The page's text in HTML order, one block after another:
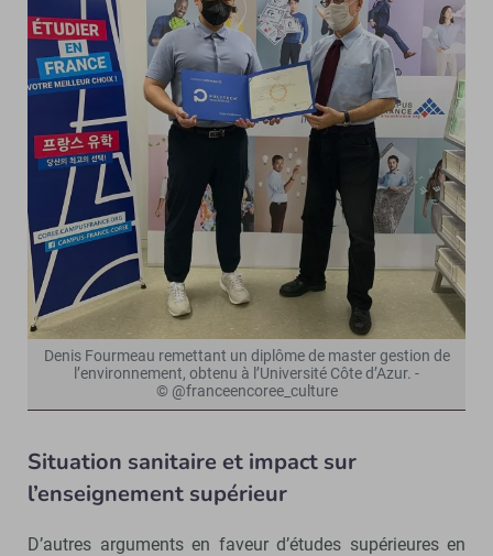
Denis Fourmeau remettant un diplôme de master gestion de
l’environnement, obtenu à l’Université Côte d’Azur. -
© @franceencoree_culture
Situation sanitaire et impact sur
l’enseignement supérieur
D’autres arguments en faveur d’études supérieures en